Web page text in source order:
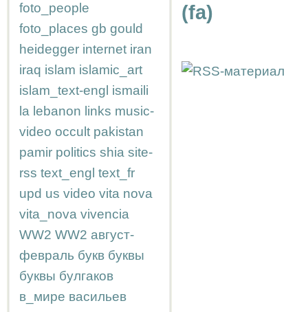
foto_people
foto_places gb gould
heidegger internet iran
iraq islam islamic_art
islam_text-engl ismaili
la lebanon links music-
video occult pakistan
pamir politics shia site-
rss text_engl text_fr
upd us video vita nova
vita_nova vivencia
WW2 WW2 август-
февраль букв буквы
буквы булгаков
в_мире васильев
(fa)